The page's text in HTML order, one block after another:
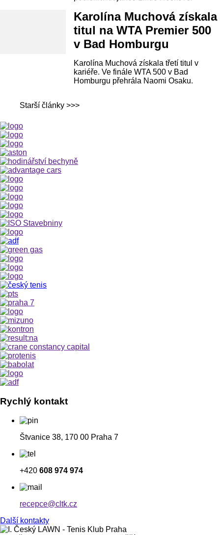
Karolína Muchová získala
titul na WTA Premier 500
v Bad Homburgu
Karolína Muchová získala třetí titul v
kariéře. Ve finále WTA 500 v Bad
Homburgu přehrála Naomi Osaku.
Starší články >>>
Rychlý kontakt
Štvanice 38, 170 00 Praha 7
+420 608 974 974
recepce@cltk.cz
Další kontakty